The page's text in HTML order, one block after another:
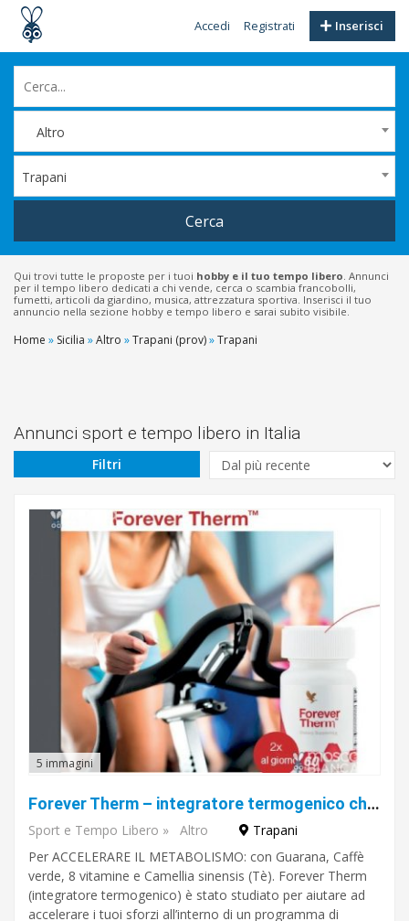
Inserisci
Accedi Registrati
Altro
Trapani
Cerca
Qui trovi tutte le proposte per i tuoi hobby e il tuo tempo libero. Annunci
per il tempo libero dedicati a chi vende, cerca o scambia francobolli,
fumetti, articoli da giardino, musica, attrezzatura sportiva. Inserisci il tuo
annuncio nella sezione hobby e tempo libero e sarai subito visibile.
€
A
Cerca
Home » Sicilia »Altro »Trapani (prov)»Trapani
Annunci sport e tempo libero in Italia
Filtri
5 immagini
Forever Therm – integratore termogenico che aiuta il tuo metabolismo
Sport e Tempo Libero » Altro
Trapani
Per ACCELERARE IL METABOLISMO: con Guarana, Caffè
verde, 8 vitamine e Camellia sinensis (Tè). Forever Therm
(integratore termogenico) è stato studiato per aiutare ad
accelerare i tuoi sforzi all’interno di un programma di